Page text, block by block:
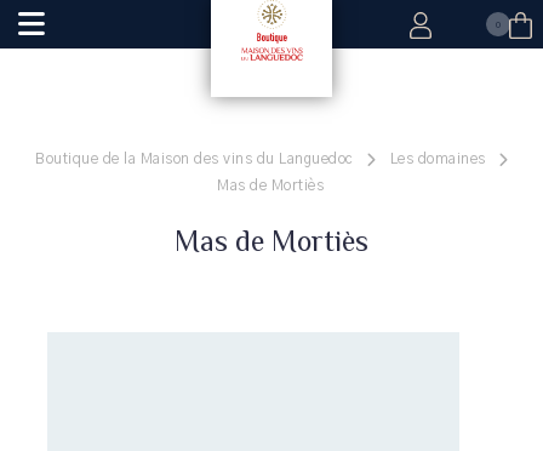
0
Boutique de la Maison des vins du Languedoc
Les domaines
Mas de Mortiès
Mas de Mortiès